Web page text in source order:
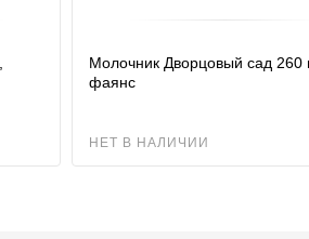
Молочник Дворцовый сад 260
фаянс
НЕТ В НАЛИЧИИ